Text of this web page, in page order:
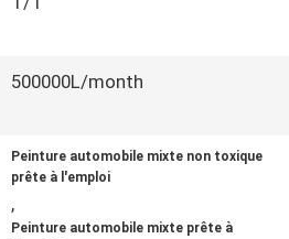
500000L/month
Peinture automobile mixte non toxique
prête à l'emploi
,
Peinture automobile mixte prête à